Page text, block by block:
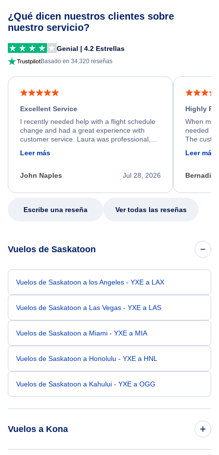
¿Qué dicen nuestros clientes sobre
nuestro servicio?
Genial | 4.2 Estrellas
Basado en 34,320 reseñas
Excellent Service
I recently needed help with a flight schedule
change and had a great experience with
customer service. Laura was professional,
friendly, and very helpful throughout the
process. She quickly found a solution and
appreciate her excellent service.
Leer más
Jul 28, 2026
John Naples
Highly
When my
needed
The
calm,
my issue.
Leer más
Escribe una reseña Ver todas las reseñas
Vuelos de Saskatoon
Vuelos de Saskatoon a los Angeles - YXE a LAX
Vuelos de Saskatoon a Las Vegas - YXE a LAS
Vuelos de Saskatoon a Miami - YXE a MIA
Vuelos de Saskatoon a Honolulu - YXE a HNL
Vuelos de Saskatoon a Kahului - YXE a OGG
Vuelos a Kona